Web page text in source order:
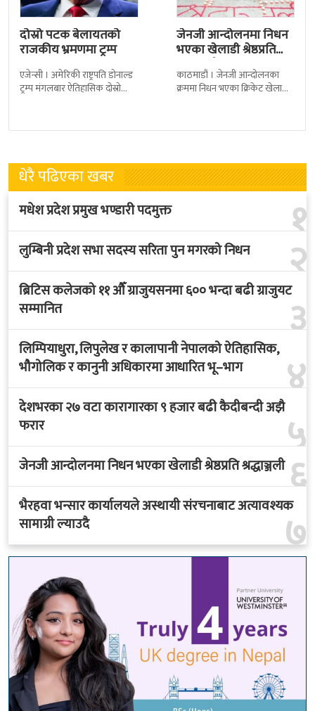
दोस्रो पटक बेलायतको
राजकीय भ्रमणमा ट्रम्प
एजेन्सी । अमेरिकी राष्ट्रपति डोनाल्ड
ट्रम्प मंगलबार ऐतिहासिक दोस्रो
बेलायत सरकारले
जेनजी आन्दोलनमा निधन
भएका खेलाडी श्रेष्ठप्रति
श्रद्धाञ्जली
काठमाडौं । जेनजी आन्दोलनका
क्रममा निधन भएका क्रिकेट खेलाडी
त्रिपुरेश्वरस्थीत राष्ट्रिय खेलकुद
धेरै पढिएका खबर
१
मधेश प्रदेश प्रमुख भण्डारी पदमुक्त
२
लुम्बिनी प्रदेश सभा सदस्य सरिता पुन मगरको निधन
३
ब्रिटिस कलेजको ११ औँ ग्राजुयसनमा ६०० भन्दा बढी ग्राजुयट
सम्मानित
४
लिम्पियाधुरा, लिपुलेख र कालापानी नेपालको ऐतिहासिक,
भौगोलिक र कानुनी अधिकारमा आधारित भू–भाग
५
देशभरका २७ वटा कारागारका ९ हजार बढी कैदीबन्दी अझै
फरार
६
जेनजी आन्दोलनमा निधन भएका खेलाडी श्रेष्ठप्रति श्रद्धाञ्जली
७
भैरहवा भन्सार कार्यालयले अस्थायी संरचनाबाट अत्यावश्यक
सामाग्री ल्याउदै